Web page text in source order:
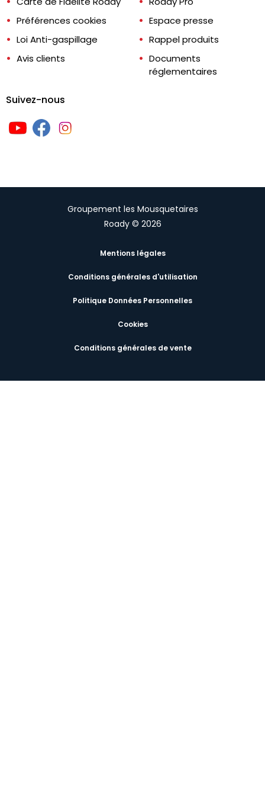
Préférences cookies
Loi Anti-gaspillage
Avis clients
Espace presse
Rappel produits
Documents
réglementaires
Suivez-nous
Groupement les Mousquetaires
Roady © 2026
Mentions légales
Conditions générales d'utilisation
Politique Données Personnelles
Cookies
Conditions générales de vente